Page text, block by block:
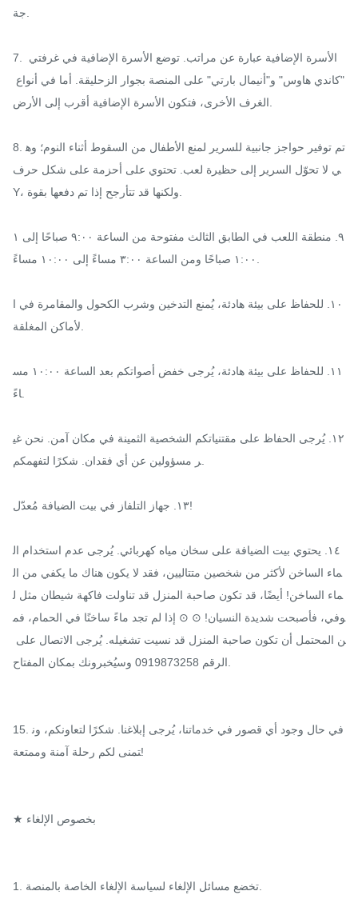
جة.
7. الأسرة الإضافية عبارة عن مراتب. توضع الأسرة الإضافية في غرفتي
الغرف الأخرى، فتكون الأسرة الإضافية أقرب إلى الأرض.
8. تم توفير حواجز جانبية للسرير لمنع الأطفال من السقوط أثناء النوم؛ وه
ي لا تحوّل السرير إلى حظيرة لعب. تحتوي على أحزمة على شكل حرف
Y، ولكنها قد تتأرجح إذا تم دفعها بقوة.
٩. منطقة اللعب في الطابق الثالث مفتوحة من الساعة ٩:٠٠ صباحًا إلى ١
١:٠٠ صباحًا ومن الساعة ٣:٠٠ مساءً إلى ١٠:٠٠ مساءً.
١٠. للحفاظ على بيئة هادئة، يُمنع التدخين وشرب الكحول والمقامرة في ا
لأماكن المغلقة.
١١. للحفاظ على بيئة هادئة، يُرجى خفض أصواتكم بعد الساعة ١٠:٠٠ مس
اءً.
١٢. يُرجى الحفاظ على مقتنياتكم الشخصية الثمينة في مكان آمن. نحن غي
ر مسؤولين عن أي فقدان. شكرًا لتفهمكم.
١٣. جهاز التلفاز في بيت الضيافة مُعدّل!
١٤. يحتوي بيت الضيافة على سخان مياه كهربائي. يُرجى عدم استخدام ال
ماء الساخن لأكثر من شخصين متتاليين، فقد لا يكون هناك ما يكفي من ال
ماء الساخن! أيضًا، قد تكون صاحبة المنزل قد تناولت فاكهة شيطان مثل ل
وفي، فأصبحت شديدة النسيان! ⊙ ⊙ إذا لم تجد ماءً ساخنًا في الحمام، فم
الرقم 0919873258 وسيُخبرونك بمكان المفتاح.
15. في حال وجود أي قصور في خدماتنا، يُرجى إبلاغنا. شكرًا لتعاونكم، ون
تمنى لكم رحلة آمنة وممتعة!
★ بخصوص الإلغاء